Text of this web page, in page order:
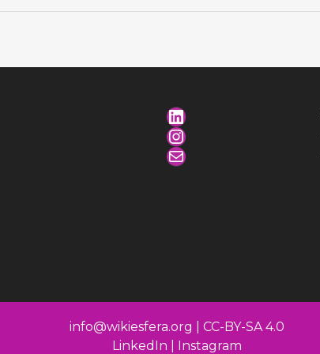
info@wikiesfera.org
CC-BY-SA 4.0
LinkedIn
Instagram